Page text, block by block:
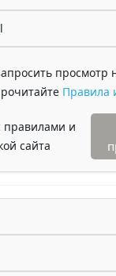
просмотр
Правила
правилами и
сайта